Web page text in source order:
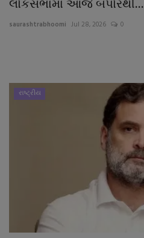
Support US
સ્થાનિક સમાચાર
બોલિવૂડ
લોકસભામાં આજે બપોરથી...
saurashtrabhoomi Jul 28, 2026 0
રાષ્ટ્રીય